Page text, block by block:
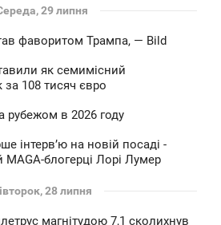
29 липня
фаворитом Трампа, — Bild
як семимісний
108 тисяч євро
рубежом в 2026 году
інтервʼю на новій посаді -
MAGA-блогерці Лорі Лумер
28 липня
магнітудою 7,1 сколихнув